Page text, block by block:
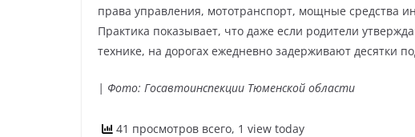
права управления, мототранспорт, мощные средства
Практика показывает, что даже если родители
технике, на дорогах ежедневно задерживают десятки
| Фото: Госавтоинспекции Тюменской области
41 просмотров всего, 1 view today